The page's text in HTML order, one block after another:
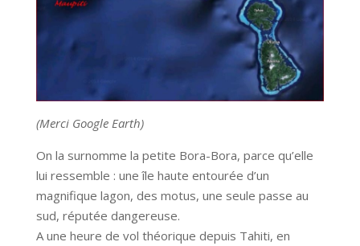
(Merci Google Earth)
On la surnomme la petite Bora-Bora, parce qu’elle
lui ressemble : une île haute entourée d’un
magnifique lagon, des motus, une seule passe au
sud, réputée dangereuse.
A une heure de vol théorique depuis Tahiti, en